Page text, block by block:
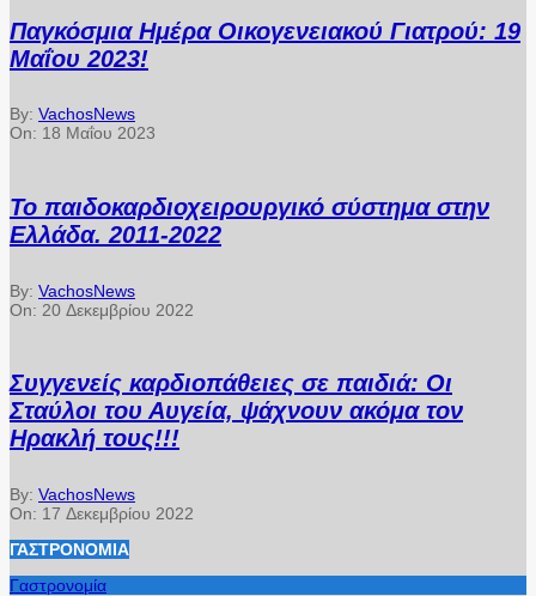
Παγκόσμια Ημέρα Οικογενειακού Γιατρού: 19
Μαΐου 2023!
By: VachosNews
On: 18 Μαΐου 2023
Το παιδοκαρδιοχειρουργικό σύστημα στην
Ελλάδα. 2011-2022
By: VachosNews
On: 20 Δεκεμβρίου 2022
Συγγενείς καρδιοπάθειες σε παιδιά: Οι
Σταύλοι του Αυγεία, ψάχνουν ακόμα τον
Ηρακλή τους!!!
By: VachosNews
On: 17 Δεκεμβρίου 2022
ΓΑΣΤΡΟΝΟΜΊΑ
Γαστρονομία